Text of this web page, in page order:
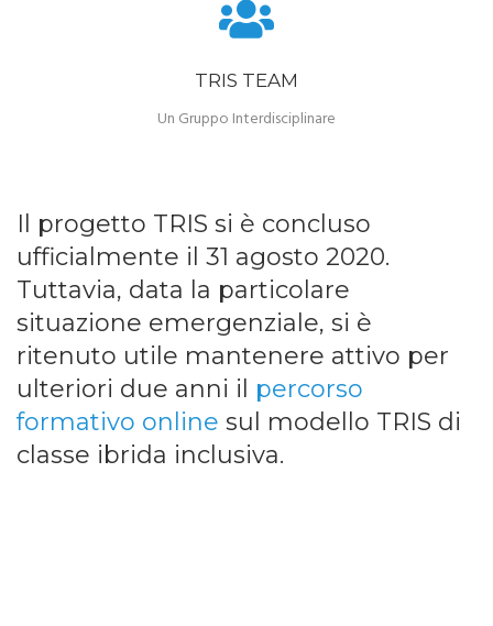
TRIS TEAM
Un Gruppo Interdisciplinare
Il progetto TRIS si è concluso
ufficialmente il 31 agosto 2020.
Tuttavia, data la particolare
situazione emergenziale, si è
ritenuto utile mantenere attivo per
ulteriori due anni il percorso
formativo online sul modello TRIS di
classe ibrida inclusiva.